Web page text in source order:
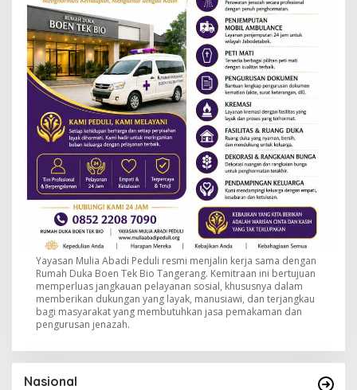
Yayasan Mulia Abadi Peduli resmi menjalin kerja sama dengan
Rumah Duka Boen Tek Bio Tangerang. Kemitraan ini bertujuan
memperluas jangkauan pelayanan sosial, khususnya dalam
memberikan dukungan yang layak, manusiawi, dan terjangkau
bagi masyarakat yang membutuhkan jasa pemakaman dan
pengurusan jenazah.
Nasional